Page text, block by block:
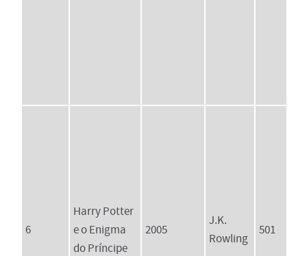
6
Harry Potter
e o Enigma
do Príncipe
2005
J.K.
Rowling
501